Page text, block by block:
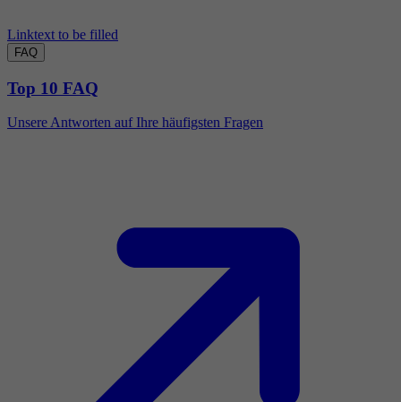
Linktext to be filled
FAQ
Top 10 FAQ
Unsere Antworten auf Ihre häufigsten Fragen